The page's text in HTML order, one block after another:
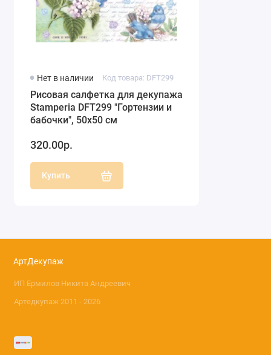
Нет в наличии Код товара: DFT299
Рисовая салфетка для декупажа
Stamperia DFT299 "Гортензии и
бабочки", 50х50 см
320.00р.
Купить
АртДекупаж
ИП Ермилов Никита Андреевич
Артедкупаж 2011 - 2026